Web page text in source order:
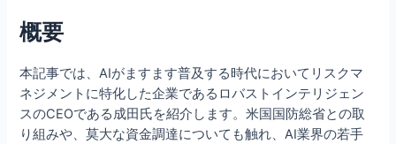
概要
本記事では、AIがますます普及する時代においてリスクマ
ネジメントに特化した企業であるロバストインテリジェン
スのCEOである成田氏を紹介します。米国国防総省との取
り組みや、莫大な資金調達についても触れ、AI業界の若手